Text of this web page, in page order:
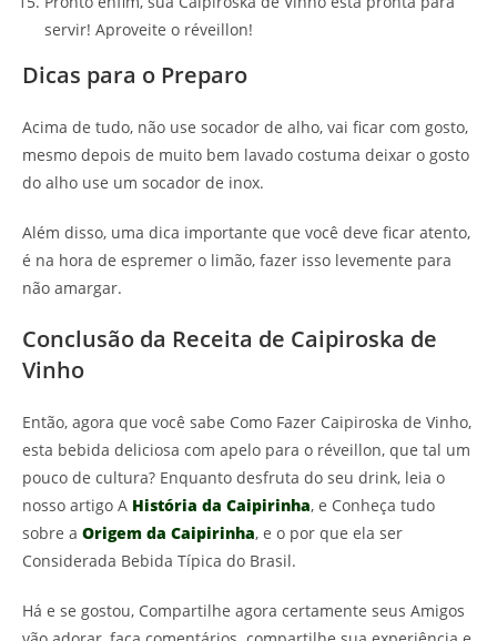
servir! Aproveite o réveillon!
Dicas para o Preparo
Acima de tudo, não use socador de alho, vai ficar com gosto,
mesmo depois de muito bem lavado costuma deixar o gosto
do alho use um socador de inox.
Além disso, uma dica importante que você deve ficar atento,
é na hora de espremer o limão, fazer isso levemente para
não amargar.
Conclusão da Receita de Caipiroska de
Vinho
Então, agora que você sabe Como Fazer Caipiroska de Vinho,
esta bebida deliciosa com apelo para o réveillon, que tal um
pouco de cultura? Enquanto desfruta do seu drink, leia o
nosso artigo A História da Caipirinha, e Conheça tudo
sobre a Origem da Caipirinha, e o por que ela ser
Considerada Bebida Típica do Brasil.
Há e se gostou, Compartilhe agora certamente seus Amigos